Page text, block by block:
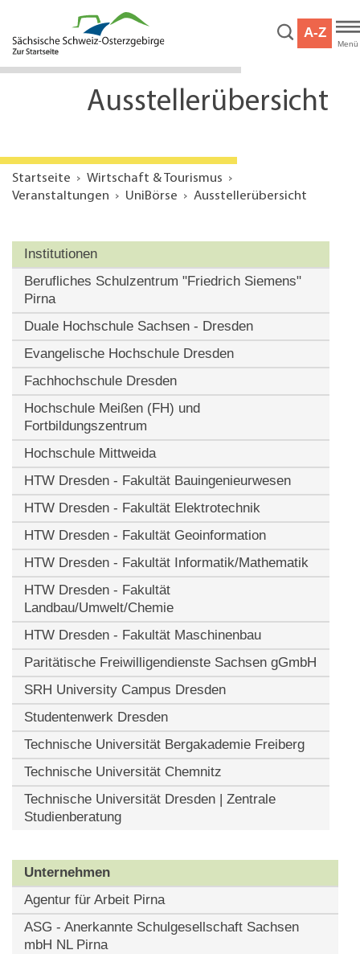
Hauptinhalt
Service
A-Z
Menü
Ausstellerübersicht
Startseite
Wirtschaft & Tourismus
Veranstaltungen
UniBörse Ausstellerübersicht
Institutionen
Berufliches Schulzentrum "Friedrich Siemens"
Pirna
Duale Hochschule Sachsen - Dresden
Evangelische Hochschule Dresden
Fachhochschule Dresden
Hochschule Meißen (FH) und
Fortbildungszentrum
Hochschule Mittweida
HTW Dresden - Fakultät Bauingenieurwesen
HTW Dresden - Fakultät Elektrotechnik
HTW Dresden - Fakultät Geoinformation
HTW Dresden - Fakultät Informatik/Mathematik
HTW Dresden - Fakultät
Landbau/Umwelt/Chemie
HTW Dresden - Fakultät Maschinenbau
Paritätische Freiwilligendienste Sachsen gGmbH
SRH University Campus Dresden
Studentenwerk Dresden
Technische Universität Bergakademie Freiberg
Technische Universität Chemnitz
Technische Universität Dresden | Zentrale
Studienberatung
Unternehmen
Agentur für Arbeit Pirna
ASG - Anerkannte Schulgesellschaft Sachsen
mbH NL Pirna